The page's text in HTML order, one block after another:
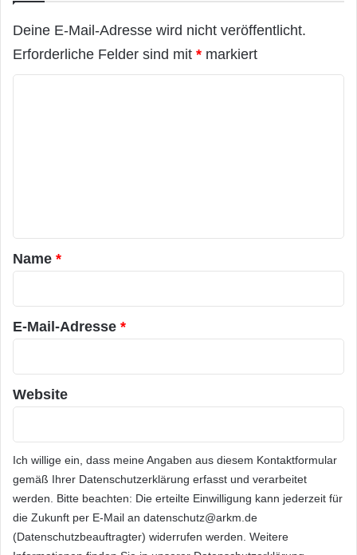
g
e
e
n
i
n
a
r
i
a
n
d
n
S
t
a
r
t
Deine E-Mail-Adresse wird nicht veröffentlicht.
Erforderliche Felder sind mit * markiert
a
r
*
Name *
E-Mail-Adresse *
Website
Ich willige ein, dass meine Angaben aus diesem Kontaktformular
gemäß Ihrer Datenschutzerklärung erfasst und verarbeitet
werden. Bitte beachten: Die erteilte Einwilligung kann jederzeit für
die Zukunft per E-Mail an datenschutz@arkm.de
(Datenschutzbeauftragter) widerrufen werden. Weitere